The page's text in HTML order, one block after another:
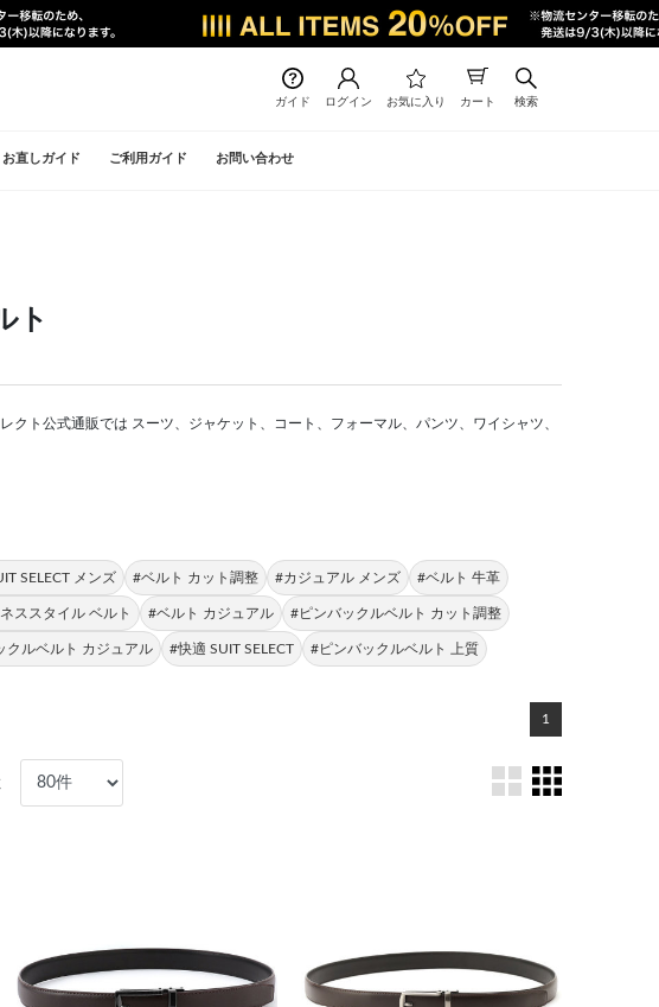
ガイド ログイン お気に入り カート 検索
お直しガイド ご利用ガイド お問い合わせ
ト
ト公式通販では スーツ、ジャケット、コート、フォーマル、パンツ、ワイシャツ、
SELECT メンズ #ベルト カット調整 #カジュアル メンズ #ベルト 牛革
ススタイル ベルト #ベルト カジュアル #ピンバックルベルト カット調整
クルベルト カジュアル #快適 SUIT SELECT #ピンバックルベルト 上質
1